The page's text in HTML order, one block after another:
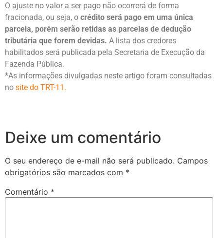
O ajuste no valor a ser pago não ocorrerá de forma
fracionada, ou seja, o crédito será pago em uma única
parcela, porém serão retidas as parcelas de dedução
tributária que forem devidas. A lista dos credores
habilitados será publicada pela Secretaria de Execução da
Fazenda Pública.
*As informações divulgadas neste artigo foram consultadas
no site do TRT-11.
Deixe um comentário
O seu endereço de e-mail não será publicado. Campos
obrigatórios são marcados com *
Comentário *